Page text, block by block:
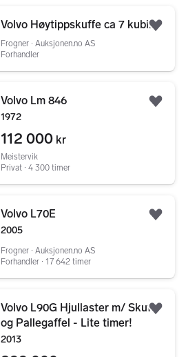
Volvo Høytippskuffe ca 7 kubikk
Frogner ∙ Auksjonen.no AS
Forhandler
Volvo Lm 846
1972
112 000 kr
Meistervik
Privat ∙ 4 300 timer
Volvo L70E
2005
Frogner ∙ Auksjonen.no AS
Forhandler ∙ 17 642 timer
Volvo L90G Hjullaster m/ Skuffe
og Pallegaffel - Lite timer!
2013